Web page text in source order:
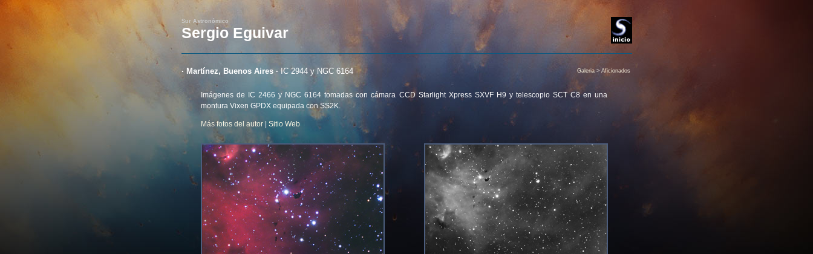
Sur Astronómico
Sergio Eguivar
· Martínez, Buenos Aires · IC 2944 y NGC 6164 Galeria> Aficionados
Imágenes de IC 2466 y NGC 6164 tomadas con cámara CCD Starlight Xpress SXVF H9 y telescopio SCT C8 en una
montura Vixen GPDX equipada con SS2K.
Más fotos del autor| Sitio Web